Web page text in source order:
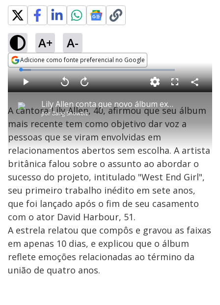
A+ A-
Adicione como fonte preferencial no Google
Opens in new window
P
l
a
y
V
i
d
Lily Allen conta que novo álbum expõe 'consequências emocionais' das relações abertas
por Bang Showbiz
P V
t
a
1
0
e
g
n
d
s
A
n
ç
a
1
s
e
u
n
d
o
s
M
u
d
o
L
o
a
d
e
.
6
9
%
F
s
c
e
C
o
a
r
A cantora Lily Allen, 40, afirmou que seu álbum
mais recente tem como objetivo dar voz a
pessoas que se viram envolvidas em
relacionamentos abertos sem escolha. A artista
britânica falou sobre o assunto ao abordar o
sucesso do projeto, intitulado "West End Girl",
seu primeiro trabalho inédito em sete anos,
que foi lançado após o fim de seu casamento
com o ator David Harbour, 51.
A estrela relatou que compôs e gravou as faixas
em apenas 10 dias, e explicou que o álbum
reflete emoções relacionadas ao término da
união de quatro anos.